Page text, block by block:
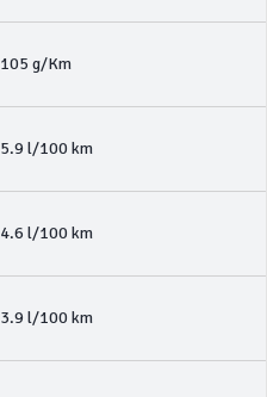
105 g/Km
5.9 l/100 km
4.6 l/100 km
3.9 l/100 km